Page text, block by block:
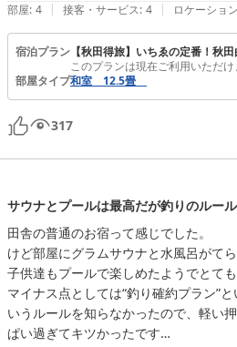
部屋: 4 | 接客・サービス: 4 | ロケーション
宿泊プラン 【秋田得旅】いちゑの定番！秋
このプランは現在ご利用いただけ
部屋タイプ和室 12.5畳
317
サウナとプールは最高だが釣りのルー
田舎の普通のお宿って感じでした。
けど部屋にグラムサウナと水風呂がて
子供達もプールで楽しめたようでとても
マイナス点としては“釣り確約プラン”
いうルールを知らなかったので、軽い
ぱい過ぎてキツかったです…